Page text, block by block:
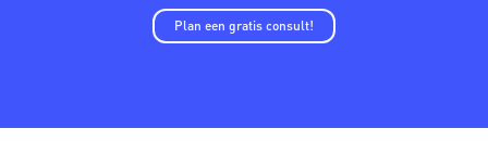
Plan een gratis consult!